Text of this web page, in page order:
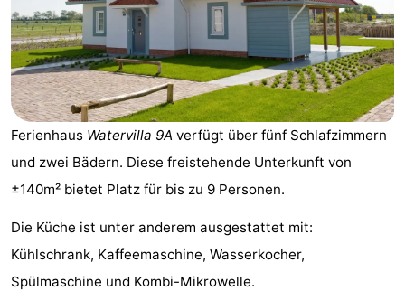
Ferienhäuser
-
Bad
Meersee
-
Beach
Resort
Nieuwvliet-
Bad
De
Meulinge
-
EuroParcs
Cadzand
-
Hoogduin
-
Ferienhaus Watervilla 9A verfügt über fünf Schlafzimmern
und zwei Bädern. Diese freistehende Unterkunft von
±140m² bietet Platz für bis zu 9 Personen.
Die Küche ist unter anderem ausgestattet mit:
Kühlschrank, Kaffeemaschine, Wasserkocher,
Spülmaschine und Kombi-Mikrowelle.